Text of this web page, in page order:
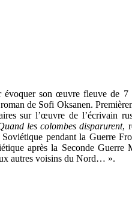
évoquer son œuvre fleuve de 7
de Sofi Oksanen.
sur l’œuvre de l’écrivain
les colombes disparurent,
pendant la Guerre
après la Seconde Guerre
autres voisins du Nord… ».